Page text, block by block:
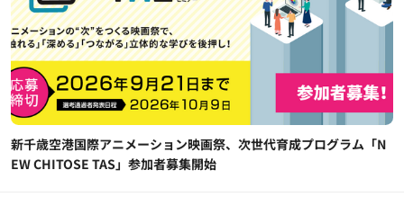
新千歳空港国際アニメーション映画祭、次世代育成プログラム「N
EW CHITOSE TAS」参加者募集開始